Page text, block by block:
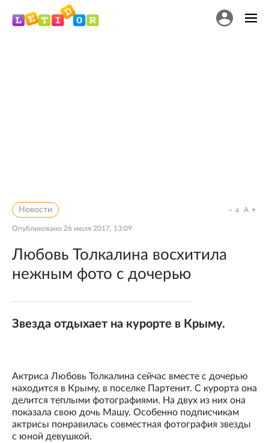
Новости
Опубликовано 26 июля 2017, 13:09
a A
Любовь Толкалина восхитила
нежным фото с дочерью
Звезда отдыхает на курорте в Крыму.
Актриса Любовь Толкалина сейчас вместе с дочерью
находится в Крыму, в поселке Партенит. С курорта она
делится теплыми фотографиями. На двух из них она
показала свою дочь Машу. Особенно подписчикам
актрисы понравилась совместная фотография звезды
с юной девушкой.